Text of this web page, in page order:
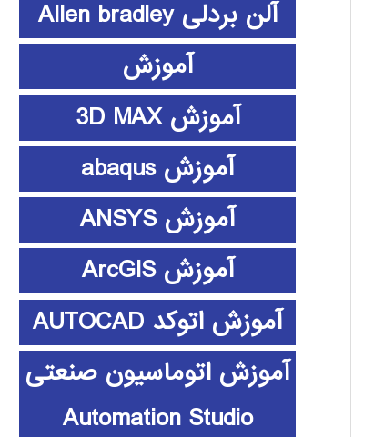
آلن بردلی Allen bradley
آموزش
آموزش 3D MAX
آموزش abaqus
آموزش ANSYS
آموزش ArcGIS
آموزش اتوکد AUTOCAD
آموزش اتوماسیون صنعتی
Automation Studio